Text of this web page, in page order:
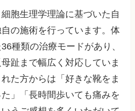
胞生理学理論に基づいた自
の施術を行っています。体
種類の治療モードがあり、
趾まで幅広く対応していま
た方からは「好きな靴をま
」「長時間歩いても痛みを